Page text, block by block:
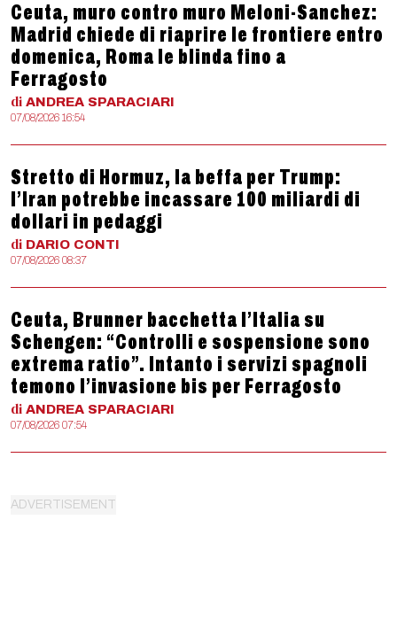
Ceuta, muro contro muro Meloni-Sanchez:
Madrid chiede di riaprire le frontiere entro
domenica, Roma le blinda fino a
Ferragosto
di ANDREA SPARACIARI
07/08/2026 16:54
Stretto di Hormuz, la beffa per Trump:
l’Iran potrebbe incassare 100 miliardi di
dollari in pedaggi
di DARIO CONTI
07/08/2026 08:37
Ceuta, Brunner bacchetta l’Italia su
Schengen: “Controlli e sospensione sono
extrema ratio”. Intanto i servizi spagnoli
temono l’invasione bis per Ferragosto
di ANDREA SPARACIARI
07/08/2026 07:54